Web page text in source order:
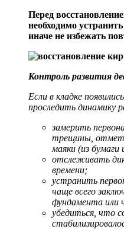
Перед
необходимо
иначе не избежать
Контроль развития
Если в кладке
проследить динамику
замерить
трещины,
маяки (из бумаги
отслеживать
времени;
устранить
чаще всего
фундамента или
убедиться, что